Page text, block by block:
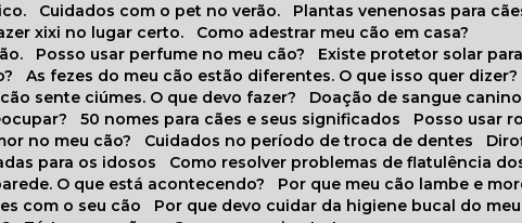
Cuidados com o pet no verão.
Plantas venenosas para
xixi no lugar certo.
Como adestrar meu cão em casa?
Posso usar perfume no meu cão?
Existe protetor solar
As fezes do meu cão estão diferentes. O que isso quer dizer?
cão sente ciúmes. O que devo fazer?
Doação de sangue
50 nomes para cães e seus significados
Posso usar
no meu cão?
Cuidados no período de troca de dentes
para os idosos
Como resolver problemas de flatulência
O que está acontecendo?
Por que meu cão lambe e
com o seu cão
Por que devo cuidar da higiene bucal do